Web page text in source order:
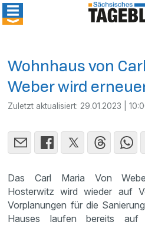
Wohnhaus von
Weber wird
Zuletzt aktualisiert: 29.01.2023 |
Das Carl Maria Von
Hosterwitz wird wieder auf
Vorplanungen für die
Hauses laufen bereits